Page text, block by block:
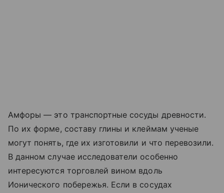
Амфоры — это транспортные сосуды древности.
По их форме, составу глины и клеймам ученые
могут понять, где их изготовили и что перевозили.
В данном случае исследователи особенно
интересуются торговлей вином вдоль
Ионического побережья. Если в сосудах